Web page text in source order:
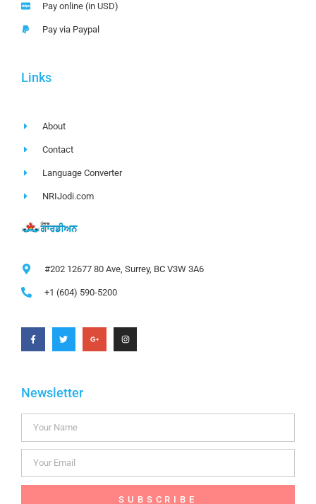
Pay online (in USD)
Pay via Paypal
Links
About
Contact
Language Converter
NRIJodi.com
#202 12677 80 Ave, Surrey, BC V3W 3A6
+1 (604) 590-5200
Newsletter
SUBSCRIBE